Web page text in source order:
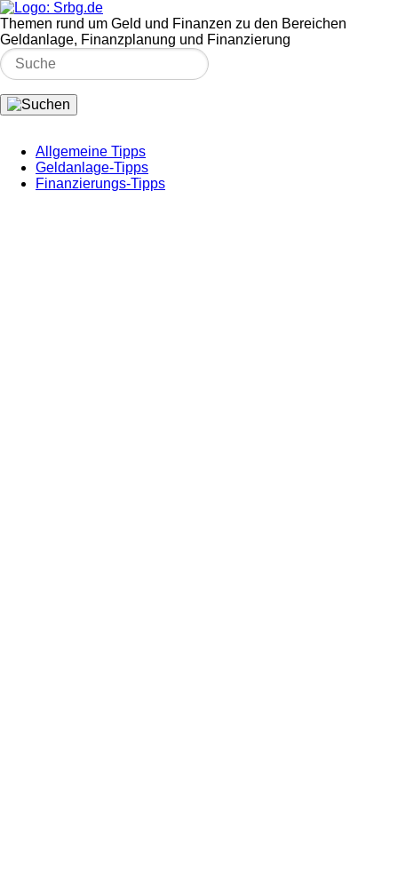
Themen rund um Geld und Finanzen zu den Bereichen
Geldanlage, Finanzplanung und Finanzierung
Allgemeine Tipps
Geldanlage-Tipps
Finanzierungs-Tipps